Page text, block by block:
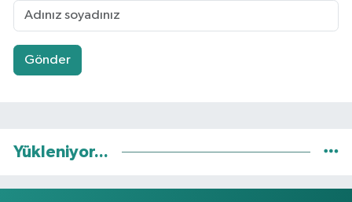
Gönder
Yükleniyor...